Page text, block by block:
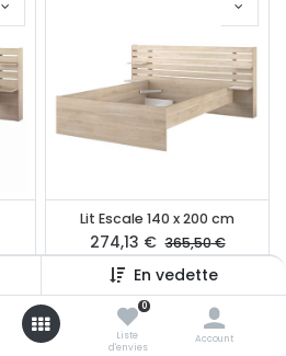
En vedette
0
Liste
d'envies
Account
Lit Escale 140 x 200 cm
274,13 € 365,50€